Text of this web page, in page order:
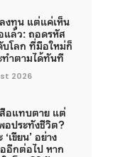
งทุน แต่แค่เห็น
แล้ว: ถอดรหัส
โลก ที่มือใหม่ก็
ทำตามได้ทันที
2026
อแทบตาย แต่
อประทังชีวิต?
เขียน’ อย่าง
อีกต่อไป หาก